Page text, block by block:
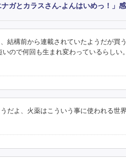
ナガとカラスさん‐よんはいめっ！」
結構前から連載されていたようだが
ので何回も生まれ変わっているらしい
だよ、火薬はこういう事に使われる世界